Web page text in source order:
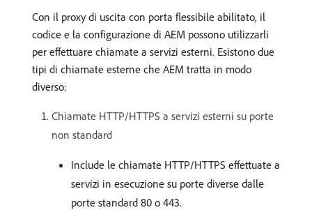
Con il proxy di uscita con porta flessibile abilitato, il
codice e la configurazione di AEM possono utilizzarli
per effettuare chiamate a servizi esterni. Esistono due
tipi di chiamate esterne che AEM tratta in modo
diverso:
Chiamate HTTP/HTTPS a servizi esterni su porte
non standard
Include le chiamate HTTP/HTTPS effettuate a
servizi in esecuzione su porte diverse dalle
porte standard 80 o 443.